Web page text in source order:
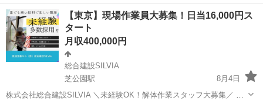
エティー豊かな調理を行います。また厨房責任者として、調理業務以
外にも、メニュー立案・クライアント対応・予算管理・シフト作成、
スタッフトレーニングなどマネジメント...
東京 港区 調理師
【東京】現場作業員大募集！日当16,000円ス
タート
月収400,000円
総合建設SILVIA
芝公園駅
8月4日
株式会社総合建設SILVIA ＼未経験OK！解体作業スタッフ大募集／ 数